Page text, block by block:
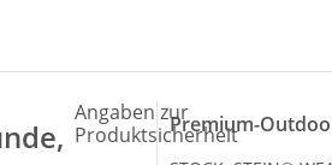
Premium-
Angaben zur
Produktsicherheit